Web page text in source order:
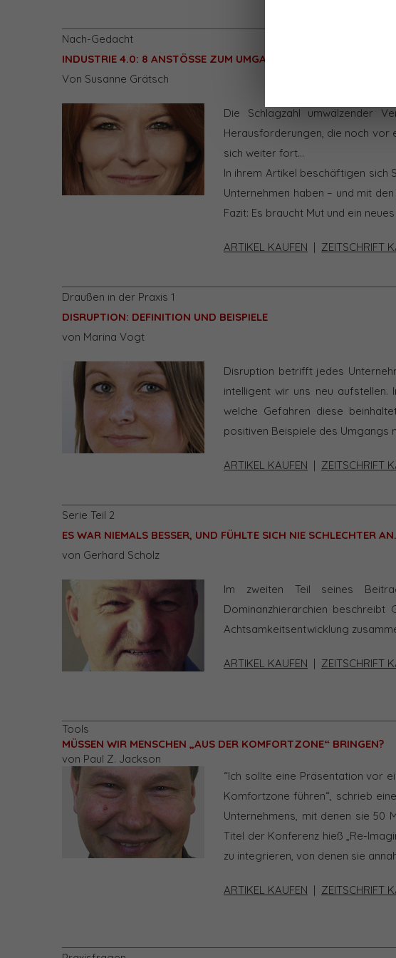
Nach-Gedacht
INDUSTRIE 4.0: 8 ANSTÖSSE ZUM UMGANG MIT DISRUPTIVER
Von Susanne Grätsch
Die Schlagzahl umwälzender
Herausforderungen, die noch vor
sich weiter fort…
In ihrem Artikel beschäftigen sich
Unternehmen haben – und mit
Fazit: Es braucht Mut und ein
ARTIKEL KAUFEN ZEITSCHRIFT
Draußen in der Praxis 1
DISRUPTION: DEFINITION UND BEISPIELE
von Marina Vogt
Disruption betrifft jedes
intelligent wir uns neu
welche Gefahren diese
positiven Beispiele des Umgangs
ARTIKEL KAUFEN ZEITSCHRIFT
Serie Teil 2
ES WAR NIEMALS BESSER, UND FÜHLTE SICH NIE SCHLECHTER
von Gerhard Scholz
Im zweiten Teil seines
Dominanzhierarchien
Achtsamkeitsentwicklung
ARTIKEL KAUFEN ZEITSCHRIFT
Tools
MÜSSEN WIR MENSCHEN „AUS DER KOMFORTZONE“ BRINGEN?
von Paul Z. Jackson
“Ich sollte eine Präsentation vor
Komfortzone führen“, schrieb
Unternehmens, mit denen sie 50
Titel der Konferenz hieß „Re-
zu integrieren, von denen sie
ARTIKEL KAUFEN ZEITSCHRIFT